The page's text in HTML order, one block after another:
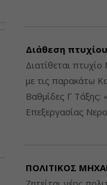
Διάθεση
Διατίθεται
με τις παρακάτω
Βαθμίδες Γ
Επεξεργασίας
ΠΟΛΙΤΙΚΟΣ